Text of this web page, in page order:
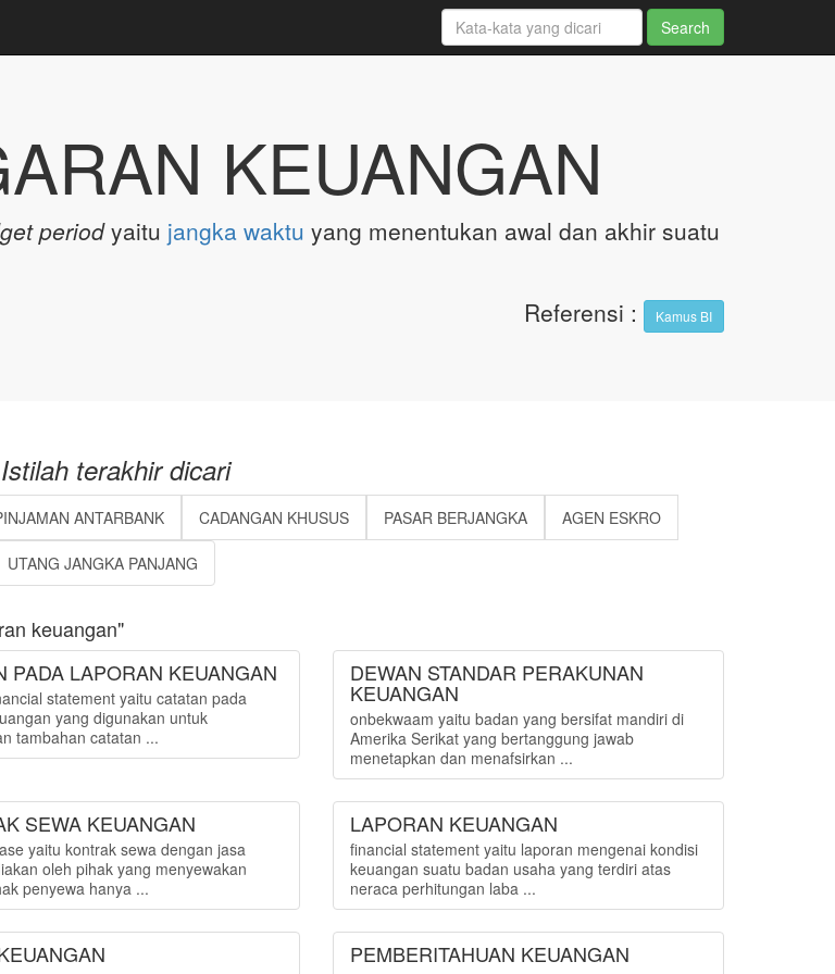
KEUANGAN
periodyaitu jangka waktu yang menentukan awal dan akhir suatu
Referensi : Kamus BI
terakhir dicari
ANTARBANK CADANGAN KHUSUS PASAR BERJANGKA AGEN ESKRO
UTANG JANGKA PANJANG
keuangan"
PADA LAPORAN KEUANGAN
statement yaitu catatan pada
yang digunakan untuk
tambahan catatan ...
DEWAN STANDAR PERAKUNAN
KEUANGAN
onbekwaam yaitu badan yang bersifat mandiri di
Amerika Serikat yang bertanggung jawab
menetapkan dan menafsirkan ...
SEWA KEUANGAN
yaitu kontrak sewa dengan jasa
oleh pihak yang menyewakan
penyewa hanya ...
LAPORAN KEUANGAN
financial statement yaitu laporan mengenai kondisi
keuangan suatu badan usaha yang terdiri atas
neraca perhitungan laba ...
PEMBERITAHUAN KEUANGAN